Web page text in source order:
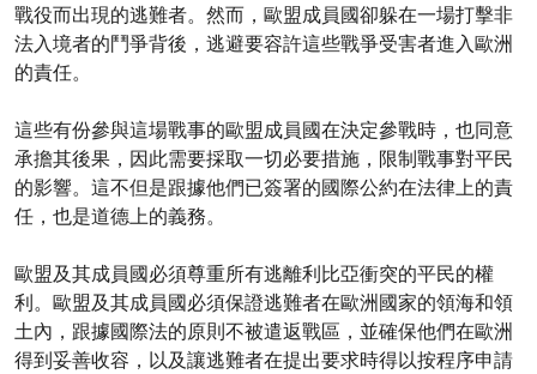
戰役而出現的逃難者。然而，歐盟成員國卻躲在一場打擊非
法入境者的鬥爭背後，逃避要容許這些戰爭受害者進入歐洲
的責任。
這些有份參與這場戰事的歐盟成員國在決定參戰時，也同意
承擔其後果，因此需要採取一切必要措施，限制戰事對平民
的影響。這不但是跟據他們已簽署的國際公約在法律上的責
任，也是道德上的義務。
歐盟及其成員國必須尊重所有逃離利比亞衝突的平民的權
利。歐盟及其成員國必須保證逃難者在歐洲國家的領海和領
土內，跟據國際法的原則不被遣返戰區，並確保他們在歐洲
得到妥善收容，以及讓逃難者在提出要求時得以按程序申請